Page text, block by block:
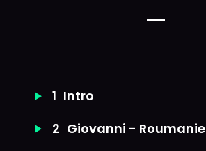
1 Intro
2 Giovanni - Roumanie